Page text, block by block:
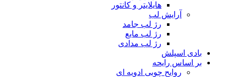
هایلایتر و کانتور
آرایش لب
رژ لب جامد
رژ لب مایع
رژ لب مدادی
بادی اسپلش
بر اساس رایحه
روایح چوبی ادویه ای